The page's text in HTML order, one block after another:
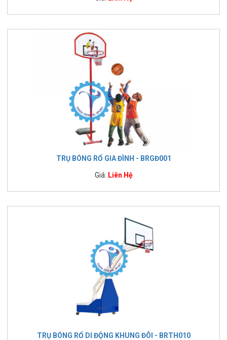
TRỤ BÓNG RỔ GIA ĐÌNH - BRGĐ001
Giá: Liên Hệ
TRỤ BÓNG RỔ DI ĐỘNG KHUNG ĐÔI - BRTH010